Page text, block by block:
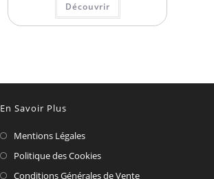
Découvrir
En Savoir Plus
Mentions Légales
Politique des Cookies
Conditions Générales de Vente